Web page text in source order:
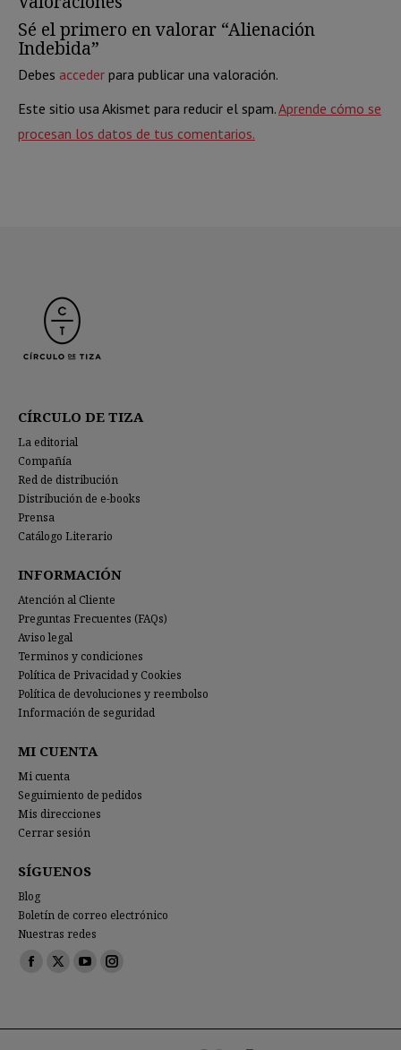
Sé el primero en valorar “Alienación
Indebida”
Debes acceder para publicar una valoración.
Este sitio usa Akismet para reducir el spam.Aprende cómo se
procesan los datos de tus comentarios.
CÍRCULO DE TIZA
La editorial
Compañía
Red de distribución
Distribución de e-books
Prensa
Catálogo Literario
INFORMACIÓN
Atención al Cliente
Preguntas Frecuentes (FAQs)
Aviso legal
Terminos y condiciones
Política de Privacidad y Cookies
Política de devoluciones y reembolso
Información de seguridad
MI CUENTA
Mi cuenta
Seguimiento de pedidos
Mis direcciones
Cerrar sesión
SÍGUENOS
Blog
Boletín de correo electrónico
Nuestras redes
Encuéntranos en:
Facebook
X
YouTubeInstagram